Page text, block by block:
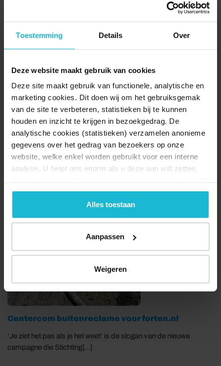
Toestemming Details Over
Deze website maakt gebruik van cookies
Deze site maakt gebruik van functionele, analytische en
marketing cookies. Dit doen wij om het gebruiksgemak
van de site te verbeteren, statistieken bij te kunnen
houden en inzicht te krijgen in bezoekgedrag. De
analytische cookies (statistieken) verzamelen anonieme
gegevens over het gedrag van bezoekers op onze
website, welke enkel worden gebruikt voor een interne
analyse. U helpt ons enorm als u deze aan wilt zetten.
geen commerciële doelstelling. U kunt deze cookies via
de knoppen accepteren, beheren of weigeren.
Alles toestaan
Aanpassen
Weigeren
Gedeputeerde Joke Geldhof opende vorige week met twee
Geofort genomineerd voor BankGiro Loterij
Museumprijs
Centercom buitenreclame voor forten.nl
‘Je ziet het pas als je het weet’ is de slogan van de nieuwe
campagne die Stichting[...]